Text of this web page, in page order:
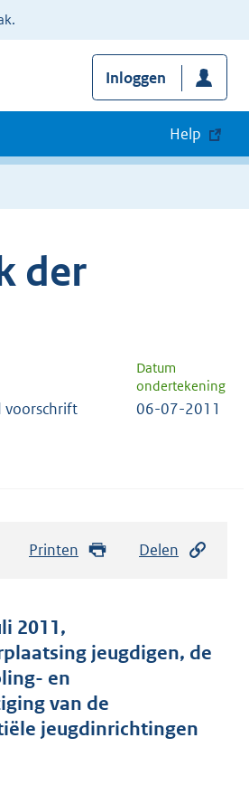
Inloggen
Help
der
Datum
ondertekening
voorschrift
06-07-2011
Printen Delen
2011,
jeugdigen, de
en
van de
jeugdinrichtingen